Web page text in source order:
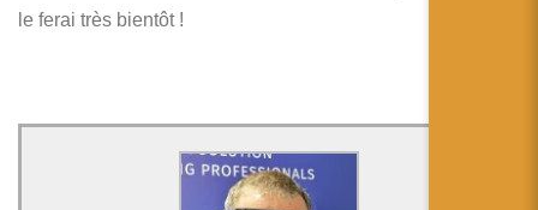
le ferai très bientôt !